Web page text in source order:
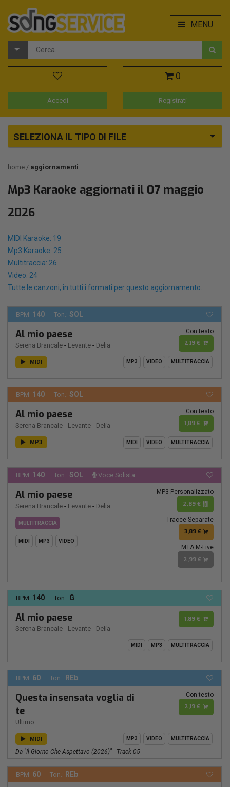
MENU
0
Accedi Registrati
SELEZIONA IL TIPO DI FILE
home aggiornamenti
Mp3 Karaoke aggiornati il 07 maggio
2026
MIDI Karaoke: 19
Mp3 Karaoke: 25
Multitraccia: 26
Video: 24
Tutte le canzoni, in tutti i formati per questo aggiornamento.
BPM: 140 Ton.: SOL
Al mio paese
Serena Brancale - Levante - Delia
Con testo
2,19 €
MIDI MP3 VIDEO MULTITRACCIA
BPM: 140 Ton.: SOL
Al mio paese
Serena Brancale - Levante - Delia
Con testo
1,89 €
MP3 MIDI VIDEO MULTITRACCIA
BPM: 140 Ton.: SOL Voce Solista
Al mio paese
Serena Brancale - Levante - Delia
MULTITRACCIA
MIDI MP3 VIDEO
MP3 Personalizzato
2,89 €
Tracce Separate
3,89 €
MTA M-Live
2,99 €
BPM: 140 Ton.: G
Al mio paese
Serena Brancale - Levante - Delia
1,89 €
MIDI MP3 MULTITRACCIA
BPM: 60 Ton.: REb
Questa insensata voglia di
te
Ultimo
Con testo
2,19 €
MIDI MP3 VIDEO MULTITRACCIA
Da "Il Giorno Che Aspettavo (2026)" - Track 05
BPM: 60 Ton.: REb